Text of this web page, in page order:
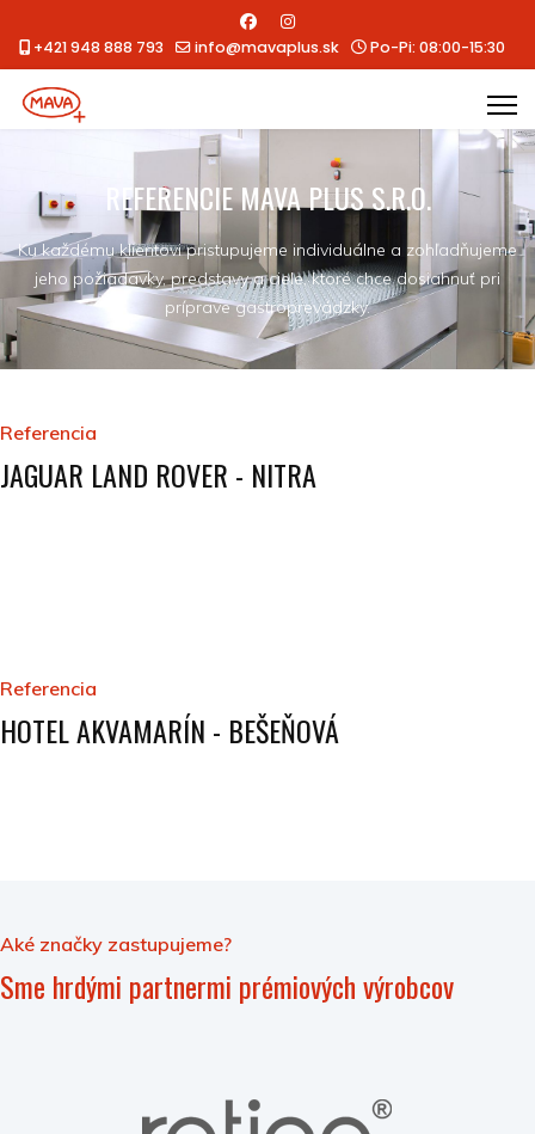
+421 948 888 793 info@mavaplus.sk Po-Pi: 08:00-15:30
REFERENCIE MAVA PLUS S.R.O.
Ku každému klientovi pristupujeme individuálne a zohľadňujeme
jeho požiadavky, predstavy a ciele, ktoré chce dosiahnuť pri
príprave gastroprevádzky.
Referencia
JAGUAR LAND ROVER - NITRA
Referencia
HOTEL AKVAMARÍN - BEŠEŇOVÁ
Aké značky zastupujeme?
Sme hrdými partnermi prémiových výrobcov